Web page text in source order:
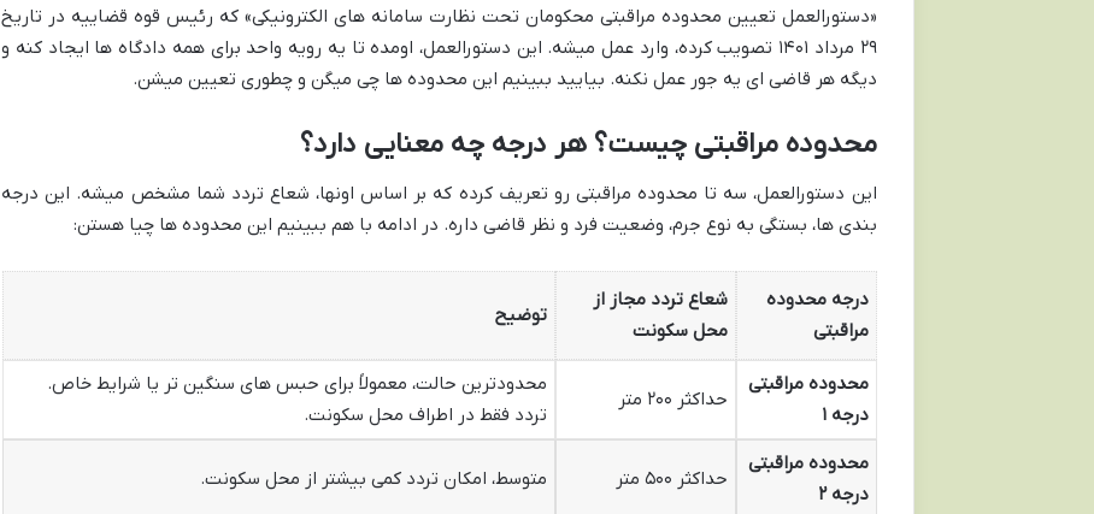
«دستورالعمل تعیین محدوده مراقبتی محکومان تحت نظارت سامانه های الکترونیکی» که رئیس قوه قضاییه در تاریخ
۲۹ مرداد ۱۴۰۱ تصویب کرده، وارد عمل میشه. این دستورالعمل، اومده تا یه رویه واحد برای همه دادگاه ها ایجاد کنه و
دیگه هر قاضی ای یه جور عمل نکنه. بیایید ببینیم این محدوده ها چی میگن و چطوری تعیین میشن.
محدوده مراقبتی چیست؟ هر درجه چه معنایی دارد؟
این دستورالعمل، سه تا محدوده مراقبتی رو تعریف کرده که بر اساس اونها، شعاع تردد شما مشخص میشه. این درجه
بندی ها، بستگی به نوع جرم، وضعیت فرد و نظر قاضی داره. در ادامه با هم ببینیم این محدوده ها چیا هستن:
درجه محدوده
مراقبتی
شعاع تردد مجاز از
محل سکونت
توضیح
محدوده مراقبتی
درجه ۱
حداکثر ۲۰۰ متر
محدودترین حالت، معمولاً برای حبس های سنگین تر یا شرایط خاص.
تردد فقط در اطراف محل سکونت.
محدوده مراقبتی
درجه ۲
حداکثر ۵۰۰ متر متوسط، امکان تردد کمی بیشتر از محل سکونت.